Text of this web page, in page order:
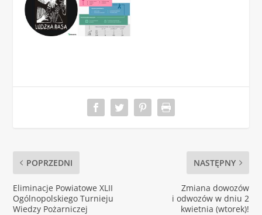
POPRZEDNI
Eliminacje Powiatowe XLII
Ogólnopolskiego Turnieju
Wiedzy Pożarniczej
NASTĘPNY
Zmiana dowozów
i odwozów w dniu 2
kwietnia (wtorek)!